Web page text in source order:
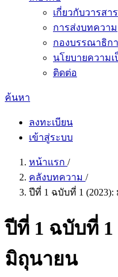
เกี่ยวกับวารสาร
การส่งบทความ
กองบรรณาธิก
นโยบายความ
ติดต่อ
ค้นหา
ลงทะเบียน
เข้าสู่ระบบ
หน้าแรก /
คลังบทความ /
ปีที่ 1 ฉบับที่ 1
ปีที่ 1 ฉบับที่ 1
มิถุนายน